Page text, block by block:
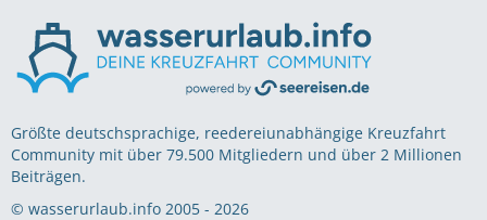
Größte deutschsprachige, reedereiunabhängige Kreuzfahrt
Community mit über 79.500 Mitgliedern und über 2 Millionen
Beiträgen.
© wasserurlaub.info 2005 - 2026